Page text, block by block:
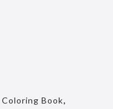
Book,